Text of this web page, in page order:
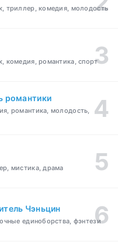
триллер, комедия, молодость
комедия, романтика, спорт
романтики
романтика, молодость,
мистика, драма
Чэньцин
единоборства, фэнтези